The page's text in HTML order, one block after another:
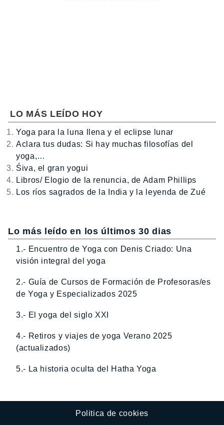
LO MÁS LEÍDO HOY
Yoga para la luna llena y el eclipse lunar
Aclara tus dudas: Si hay muchas filosofías del
yoga,…
Śiva, el gran yogui
Libros/ Elogio de la renuncia, de Adam Phillips
Los ríos sagrados de la India y la leyenda de Zué
Lo más leído en los últimos 30 dias
1.- Encuentro de Yoga con Denis Criado: Una
visión integral del yoga
2.- Guía de Cursos de Formación de Profesoras/es
de Yoga y Especializados 2025
3.- El yoga del siglo XXI
4.- Retiros y viajes de yoga Verano 2025
(actualizados)
5.- La historia oculta del Hatha Yoga
Politica de cookies